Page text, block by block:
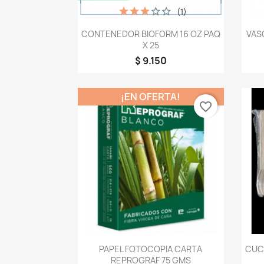
Vista rápida
CONTENEDOR BIOFORM 16 OZ PAQ
X 25
$ 9.150
(1)
Vista rápida
PAPEL FOTOCOPIA CARTA
REPROGRAF 75 GMS
¡EN OFERTA!
favorite_border